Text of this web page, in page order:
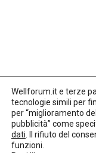
Wellforum.it e terze
tecnologie simili per
per “miglioramento
pubblicità” come
dati . Il rifiuto del
funzioni.